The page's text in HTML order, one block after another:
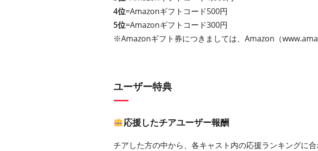
4位=Amazonギフトコード500円
5位=Amazonギフトコード300円
※Amazonギフト券につきましては、Amazon（
ユーザー特典
応援したチアユーザー報酬​
チアした方の中から、各キャスト内の応援ランキングに